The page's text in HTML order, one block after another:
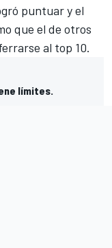
puntuar y el
que el de otros
al top 10.
límites.